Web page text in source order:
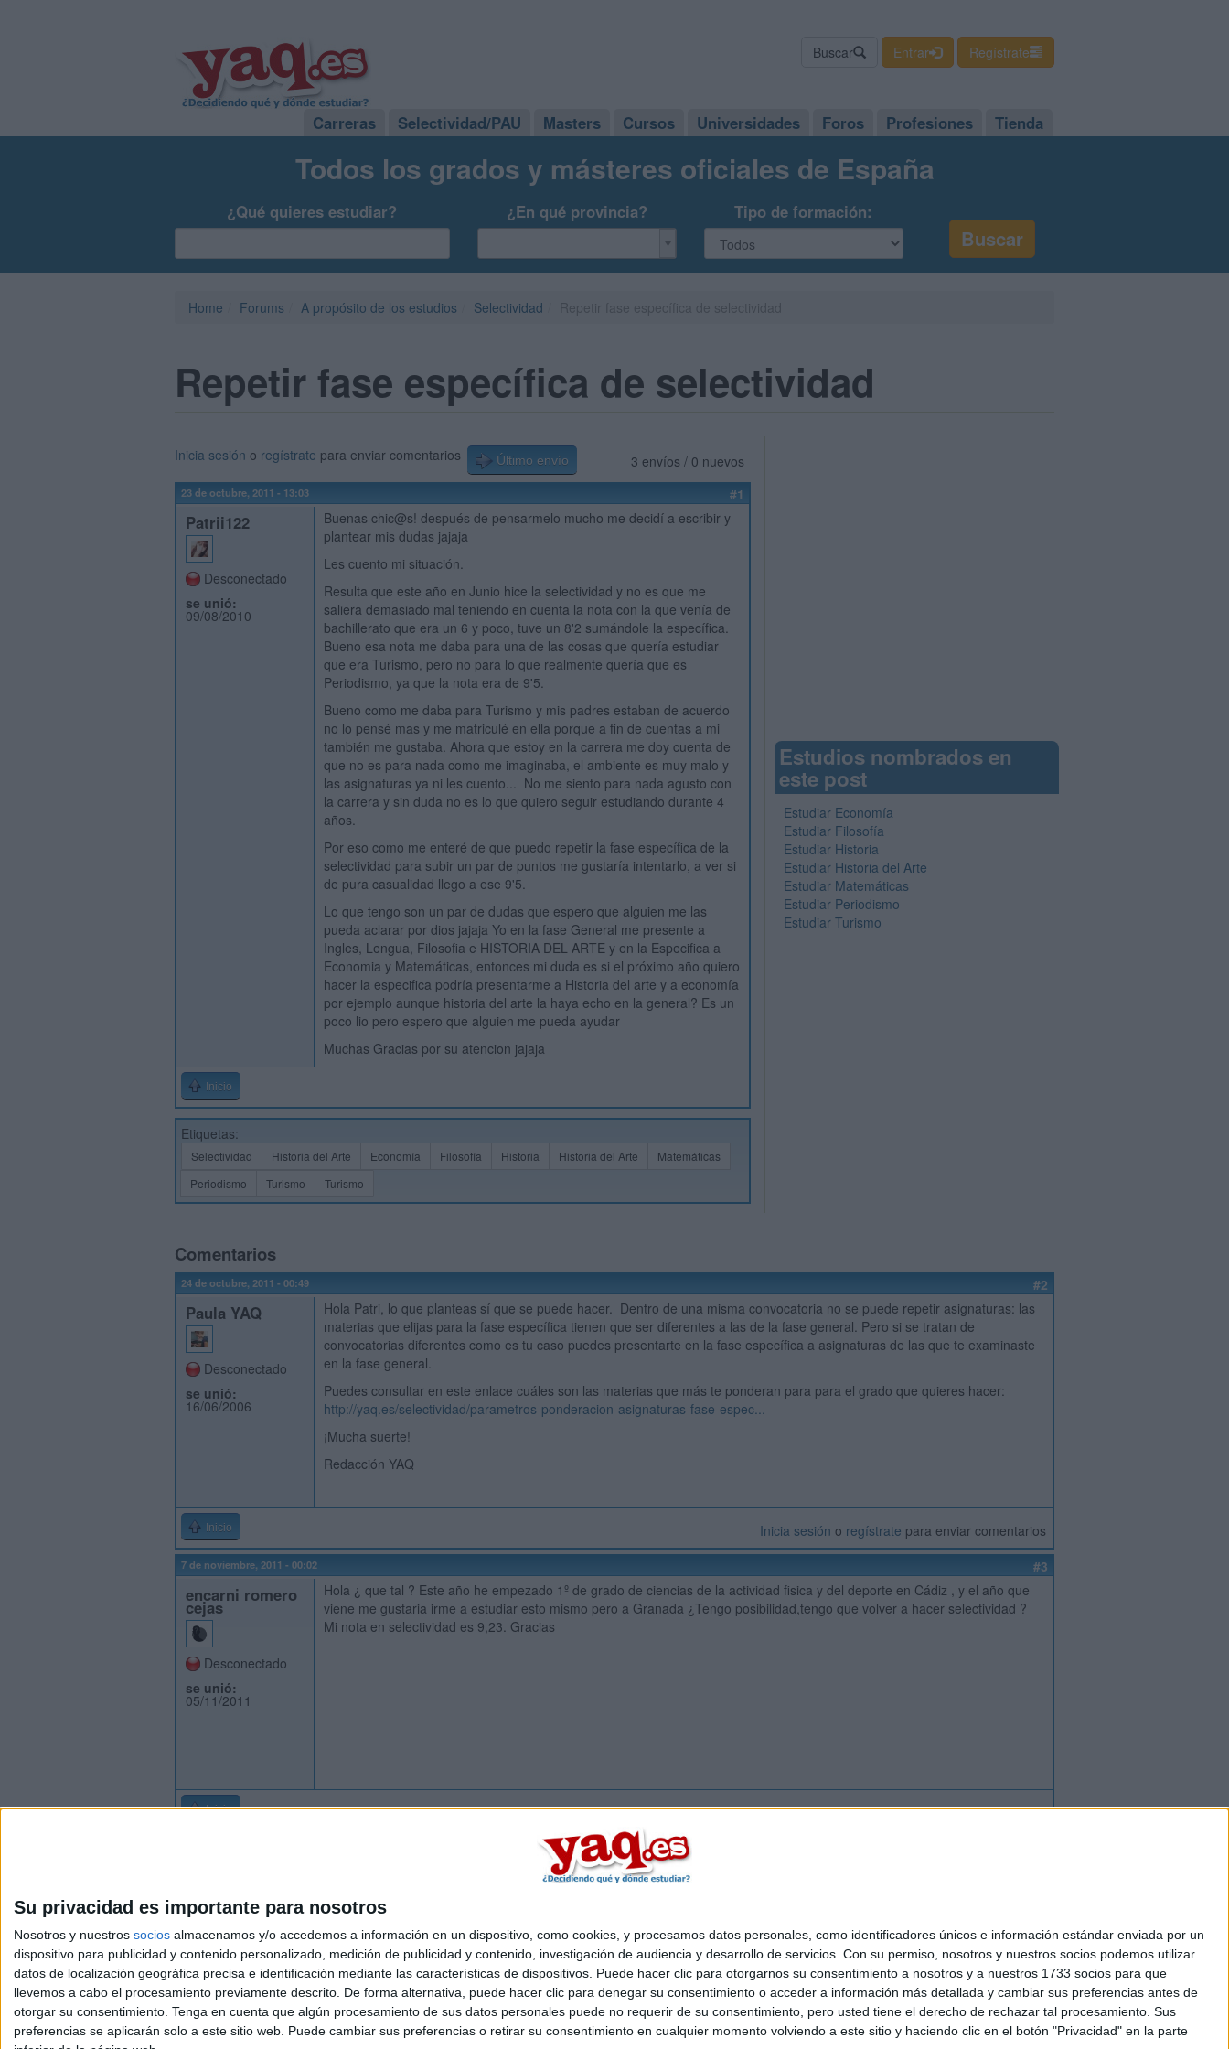
Su privacidad es importante para nosotros
Nosotros y nuestros socios almacenamos y/o accedemos a información en un dispositivo, como cookies, y procesamos datos personales, como identificadores únicos e información estándar enviada por un
dispositivo para publicidad y contenido personalizado, medición de publicidad y contenido, investigación de audiencia y desarrollo de servicios. Con su permiso, nosotros y nuestros socios podemos utilizar
datos de localización geográfica precisa e identificación mediante las características de dispositivos. Puede hacer clic para otorgarnos su consentimiento a nosotros y a nuestros 1733 socios para que
llevemos a cabo el procesamiento previamente descrito. De forma alternativa, puede hacer clic para denegar su consentimiento o acceder a información más detallada y cambiar sus preferencias antes de
otorgar su consentimiento. Tenga en cuenta que algún procesamiento de sus datos personales puede no requerir de su consentimiento, pero usted tiene el derecho de rechazar tal procesamiento. Sus
preferencias se aplicarán solo a este sitio web. Puede cambiar sus preferencias o retirar su consentimiento en cualquier momento volviendo a este sitio y haciendo clic en el botón "Privacidad" en la parte
Buscar Entrar Regístrate
Carreras Selectividad/PAU Masters Cursos Universidades Foros Profesiones Tienda
Todos los grados y másteres oficiales de España
¿Qué quieres estudiar? ¿En qué provincia? Tipo de formación:
Home Forums A propósito de los estudios Selectividad
Repetir fase específica de selectividad
3 envíos / 0 nuevos
Inicia sesión o regístrate para enviar comentarios Último envío
23 de octubre, 2011 - 13:03 #1
Patrii122
Desconectado
se unió:
09/08/2010
Buenas chic@s! después de pensarmelo mucho me decidí a escribir y
plantear mis dudas jajaja
Les cuento mi situación.
Resulta que este año en Junio hice la selectividad y no es que me
saliera demasiado mal teniendo en cuenta la nota con la que venía de
bachillerato que era un 6 y poco, tuve un 8'2 sumándole la específica.
Bueno esa nota me daba para una de las cosas que quería estudiar
que era Turismo, pero no para lo que realmente quería que es
Periodismo, ya que la nota era de 9'5.
Bueno como me daba para Turismo y mis padres estaban de acuerdo
no lo pensé mas y me matriculé en ella porque a fin de cuentas a mi
también me gustaba. Ahora que estoy en la carrera me doy cuenta de
que no es para nada como me imaginaba, el ambiente es muy malo y
las asignaturas ya ni les cuento... No me siento para nada agusto con
la carrera y sin duda no es lo que quiero seguir estudiando durante 4
años.
Por eso como me enteré de que puedo repetir la fase específica de la
selectividad para subir un par de puntos me gustaría intentarlo, a ver si
de pura casualidad llego a ese 9'5.
Lo que tengo son un par de dudas que espero que alguien me las
pueda aclarar por dios jajaja Yo en la fase General me presente a
Ingles, Lengua, Filosofia e HISTORIA DEL ARTE y en la Especifica a
Economia y Matemáticas, entonces mi duda es si el próximo año quiero
hacer la especifica podría presentarme a Historia del arte y a economía
por ejemplo aunque historia del arte la haya echo en la general? Es un
poco lio pero espero que alguien me pueda ayudar
Muchas Gracias por su atencion jajaja
Inicio
Etiquetas:
Selectividad Historia del Arte Economía Filosofía Historia Historia del Arte
Matemáticas
Periodismo
Turismo Turismo
Estudios nombrados en
este post
Estudiar Economía
Estudiar Filosofía
Estudiar Historia
Estudiar Historia del Arte
Estudiar Matemáticas
Estudiar Periodismo
Estudiar Turismo
Comentarios
24 de octubre, 2011 - 00:49 #2
Paula YAQ
Desconectado
se unió:
16/06/2006
Hola Patri, lo que planteas sí que se puede hacer. Dentro de una misma convocatoria no se puede repetir asignaturas: las
materias que elijas para la fase específica tienen que ser diferentes a las de la fase general. Pero si se tratan de
convocatorias diferentes como es tu caso puedes presentarte en la fase específica a asignaturas de las que te examinaste
en la fase general.
Puedes consultar en este enlace cuáles son las materias que más te ponderan para para el grado que quieres hacer:
http://yaq.es/selectividad/parametros-ponderacion-asignaturas-fase-espec...
¡Mucha suerte!
Redacción YAQ
Inicio Inicia sesión o regístrate para enviar comentarios
7 de noviembre, 2011 - 00:02 #3
encarni romero
cejas
Desconectado
se unió:
05/11/2011
Hola ¿ que tal ? Este año he empezado 1º de grado de ciencias de la actividad fisica y del deporte en Cádiz , y el año que
viene me gustaria irme a estudiar esto mismo pero a Granada ¿Tengo posibilidad,tengo que volver a hacer selectividad ?
Mi nota en selectividad es 9,23. Gracias
Inicio Inicia sesiónoregístratepara enviar comentarios
Quiénes somos|Contactar|Anúnciate
Aviso legal|Politica de privacidad|Condiciones generales|Política de cookies
© 2003-2026Compás Mediterráneo S.L.- Diego de León 47 - 28006 Madrid [ESPAÑA] - Tel. +34 91 593 2767